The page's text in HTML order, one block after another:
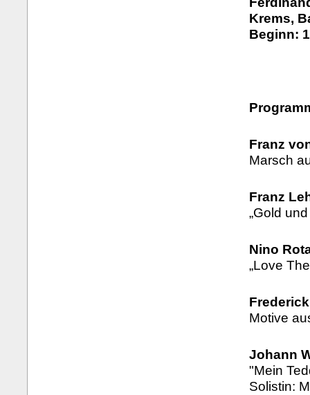
Krems,
Beginn:
Franz
Marsch
Franz
„Gold
Nino
„Love
Motive
Johann
"Mein
Solistin: